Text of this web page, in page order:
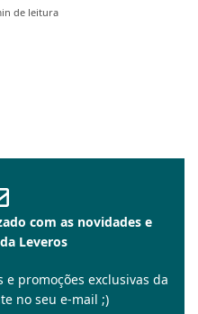
de leitura
com as novidades e
Leveros
e promoções exclusivas da
no seu e-mail ;)